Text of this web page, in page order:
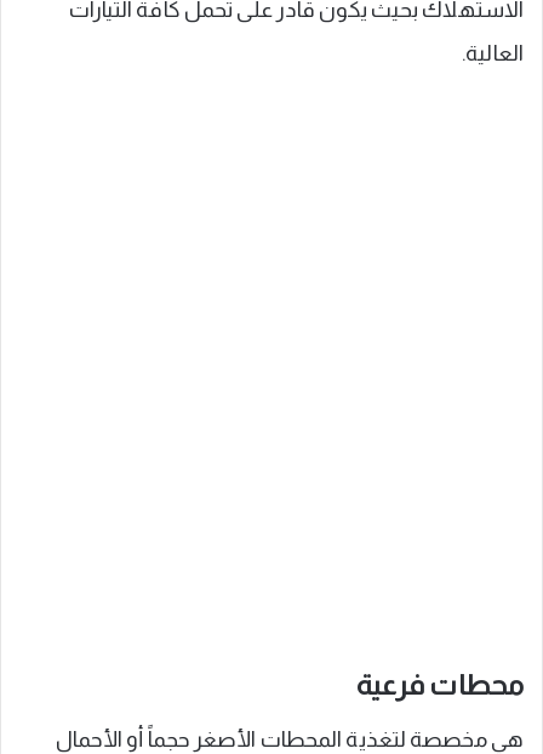
الاستهلاك بحيث يكون قادر على تحمل كافة التيارات
العالية.
محطات فرعية
هي مخصصة لتغذية المحطات الأصغر حجماً أو الأحمال